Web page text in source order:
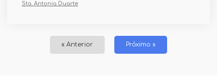
Sta. Antonia Duarte
« Anterior Próximo »